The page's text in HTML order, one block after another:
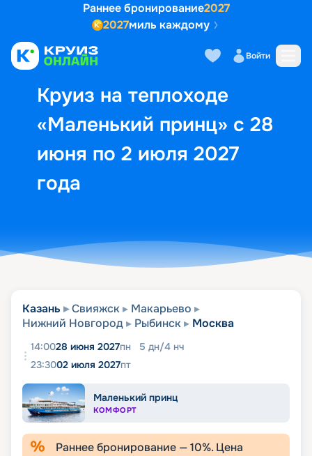
Раннее бронирование2027
2027миль каждому
Войти
Круиз на теплоходе
«Маленький принц» с 28
июня по 2 июля 2027
года
Выбор кают Маршрут и
Казань Свияжск
Макарьево
Нижний Новгород
Рыбинск Москва
14:0028 июня 2027пн 5 дн/4 нч
23:3002 июля 2027пт
Маленький принц
КОМФОРТ
Раннее бронирование —10%. Цена